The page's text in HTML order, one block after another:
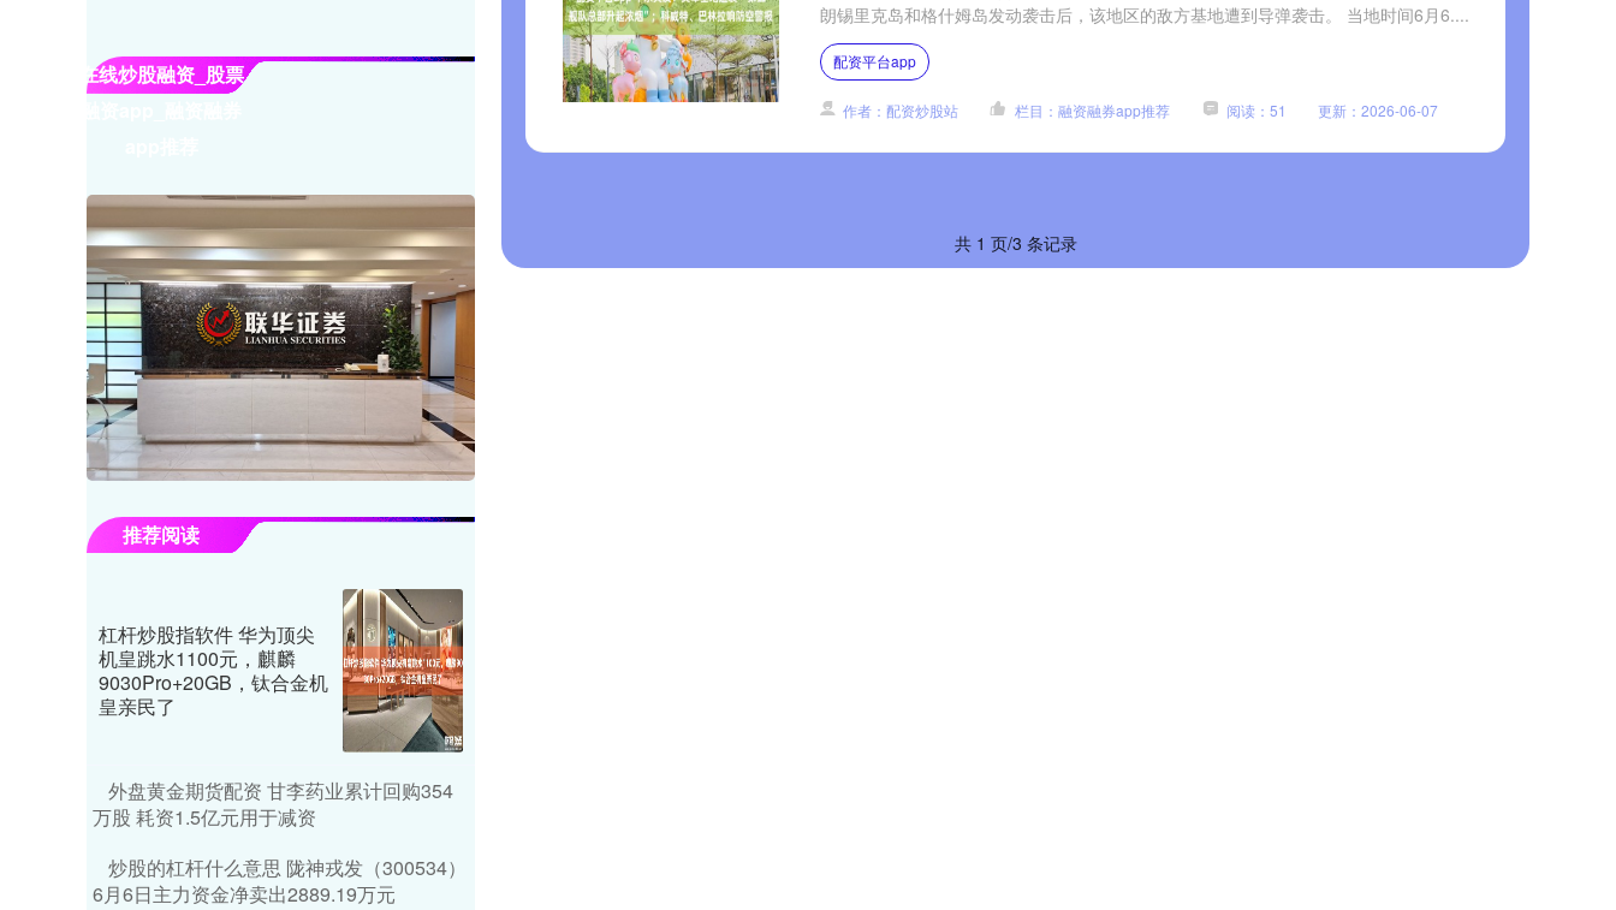
朗锡里克岛和格什姆岛发动袭击后，该地区的敌方基地遭到导弹袭击。 当地时间6月6....
配资平台app
作者：配资炒股站 栏目：融资融券app推荐 阅读：51 更新：2026-06-07
共 1 页/3 条记录
在线炒股融资_股票
推荐阅读
杠杆炒股指软件 华为顶尖
机皇跳水1100元，麒麟
9030Pro+20GB，钛合金机
皇亲民了
外盘黄金期货配资 甘李药业累计回购354
万股 耗资1.5亿元用于减资
炒股的杠杆什么意思 陇神戎发（300534）
6月6日主力资金净卖出2889.19万元